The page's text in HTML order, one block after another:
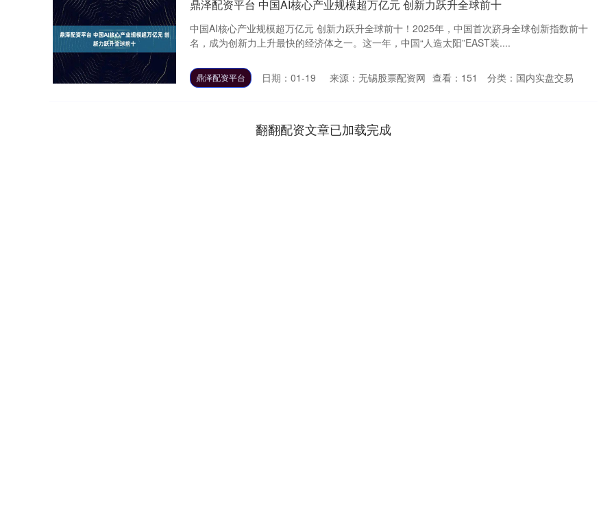
鼎泽配资平台 中国AI核心产业规模超万亿元 创新力跃升全球前十
中国AI核心产业规模超万亿元 创新力跃升全球前十！2025年，中国首次跻身全球创新指数前十
名，成为创新力上升最快的经济体之一。这一年，中国“人造太阳”EAST装....
鼎泽配资平台 日期：01-19 来源：无锡股票配资网 查看： 151 分类： 国内实盘交易
翻翻配资文章已加载完成